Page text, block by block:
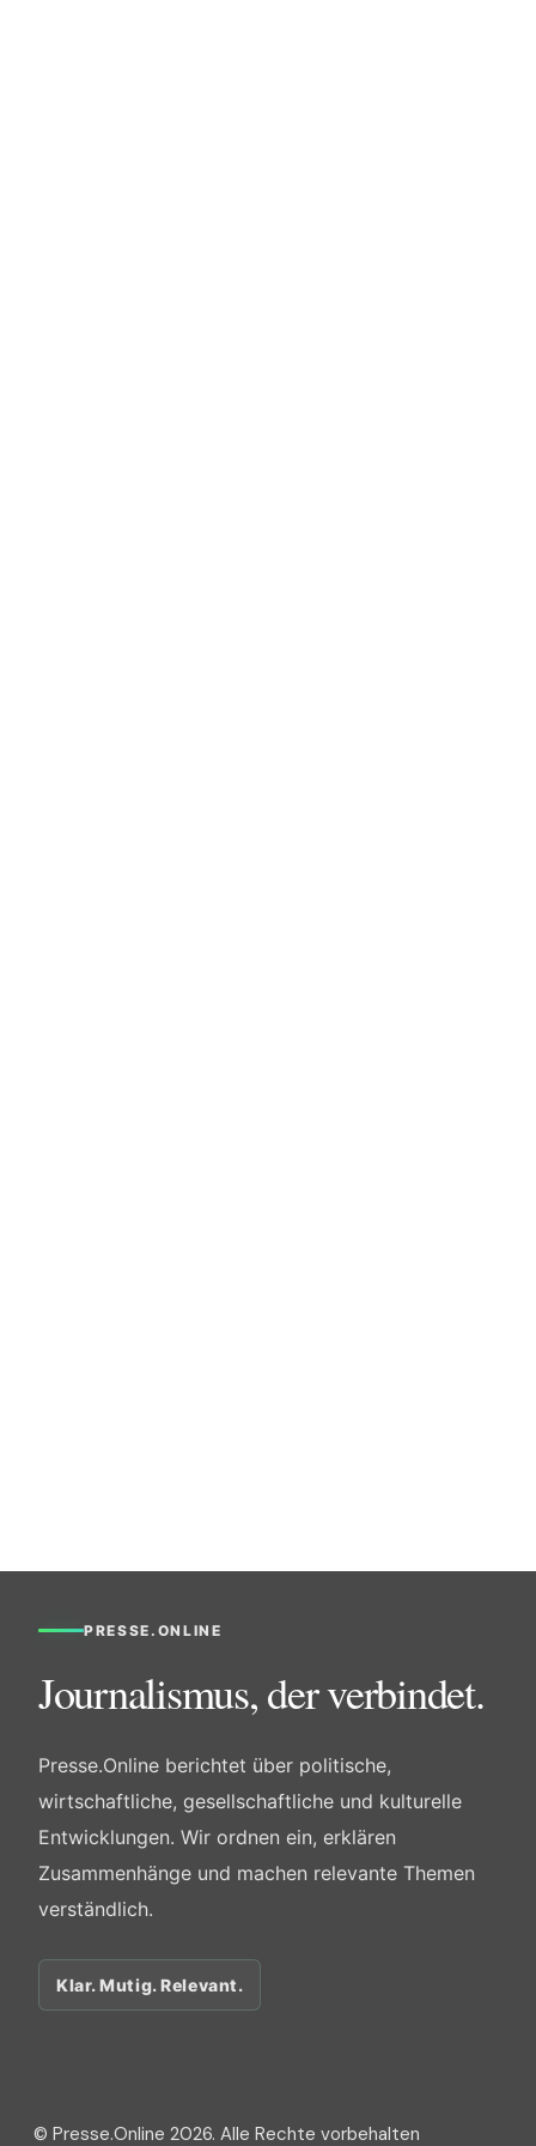
PRESSE.ONLINE
Journalismus, der verbindet.
Presse.Online berichtet über politische,
wirtschaftliche, gesellschaftliche und kulturelle
Entwicklungen. Wir ordnen ein, erklären
Zusammenhänge und machen relevante Themen
verständlich.
Klar. Mutig. Relevant.
© Presse.Online 2026. Alle Rechte vorbehalten